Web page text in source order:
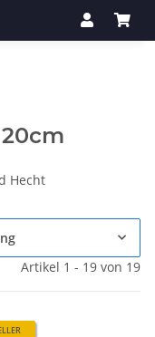
Hecht
Artikel 1 - 19 von 19